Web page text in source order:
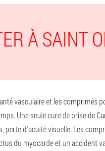
À SAINT
vasculaire et les comprimés
Une seule cure de prise de
perte d'acuité visuelle. Les
du myocarde et un accident